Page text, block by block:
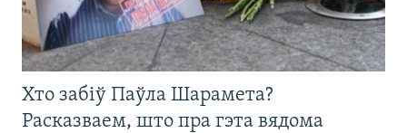
Хто забіў Паўла Шарамета?
Расказваем, што пра гэта вядома